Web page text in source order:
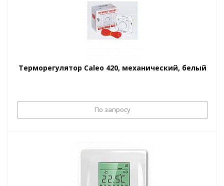
Терморегулятор Caleo 420, механический, белый
По запросу